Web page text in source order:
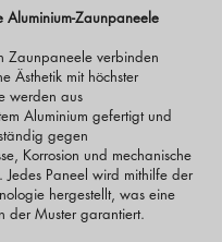
Aluminium-Zaunpaneele
Zaunpaneele verbinden
Ästhetik mit höchster
werden aus
Aluminium gefertigt und
gegen
Korrosion und mechanische
Jedes Paneel wird mithilfe der
hergestellt, was eine
der Muster garantiert.